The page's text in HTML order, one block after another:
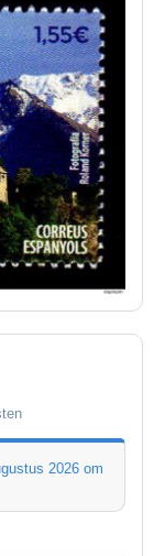
2026 om